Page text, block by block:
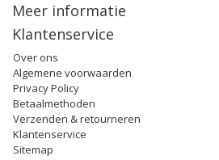
Meer informatie
Klantenservice
Over ons
Algemene voorwaarden
Privacy Policy
Betaalmethoden
Verzenden & retourneren
Klantenservice
Sitemap